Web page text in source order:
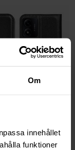
Om
innehållet
funktioner